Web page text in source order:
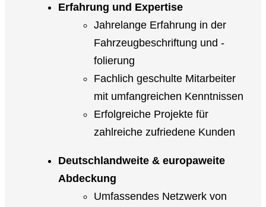
Erfahrung und Expertise
Jahrelange Erfahrung in der
Fahrzeugbeschriftung und -
folierung
Fachlich geschulte Mitarbeiter
mit umfangreichen Kenntnissen
Erfolgreiche Projekte für
zahlreiche zufriedene Kunden
Deutschlandweite & europaweite
Abdeckung
Umfassendes Netzwerk von